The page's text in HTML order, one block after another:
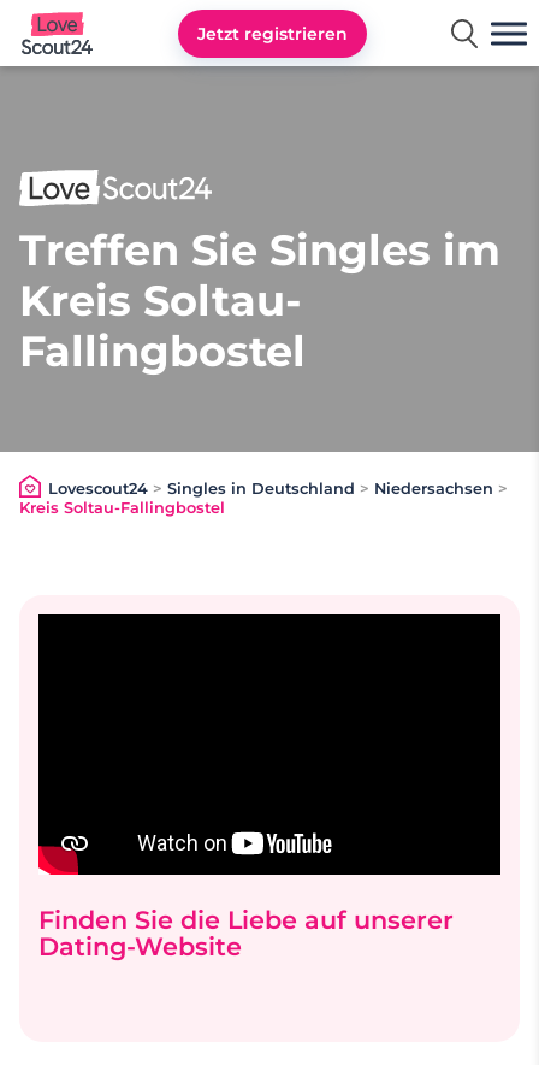
Lovescout24
Jetzt registrieren
Treffen Sie Singles im
Kreis Soltau-
Fallingbostel
Lovescout24> Singles in Deutschland > Niedersachsen >
Kreis Soltau-Fallingbostel
Finden Sie die Liebe auf unserer
Dating-Website